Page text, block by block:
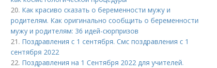
20. Как красиво сказать о беременности мужу и
родителям. Как оригинально сообщить о беременности
мужу и родителям: 36 идей-сюрпризов
21. Поздравления с 1 сентября. Смс поздравления с 1
сентября 2022
22. Поздравления на 1 Сентября 2022 для учителей.